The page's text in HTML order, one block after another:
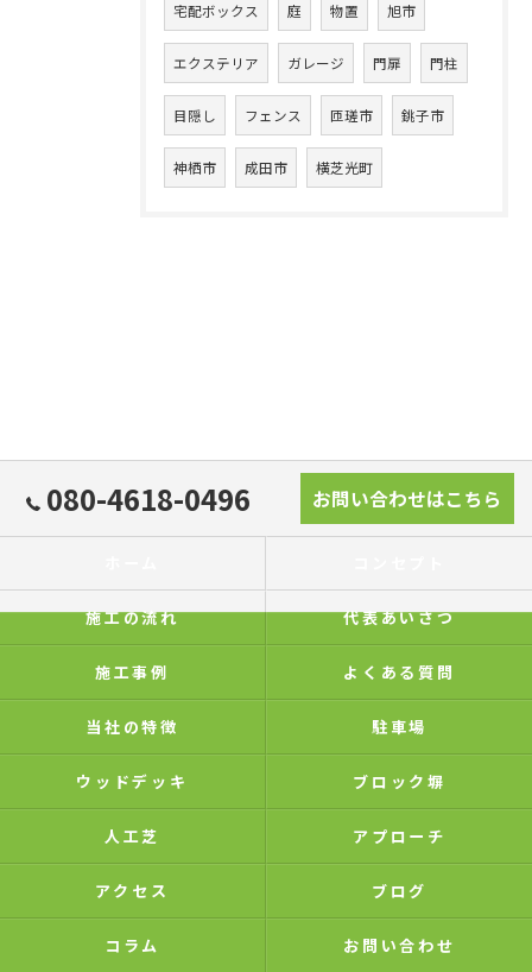
宅配ボックス 庭 物置 旭市
エクステリア ガレージ 門扉 門柱
目隠し フェンス 匝瑳市 銚子市
神栖市 成田市 横芝光町
080-4618-0496 お問い合わせはこちら
施工の流れ 代表あいさつ
施工事例 よくある質問
当社の特徴 駐車場
ウッドデッキ ブロック塀
人工芝 アプローチ
アクセス ブログ
コラム お問い合わせ